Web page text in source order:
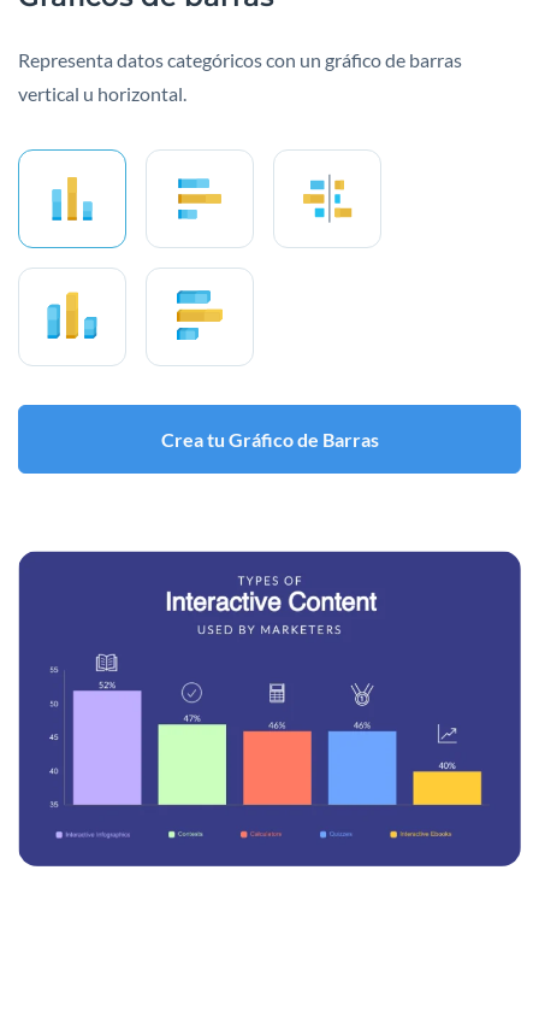
Representa datos categóricos con un gráfico de barras
vertical u horizontal.
Crea tu Gráfico de Barras